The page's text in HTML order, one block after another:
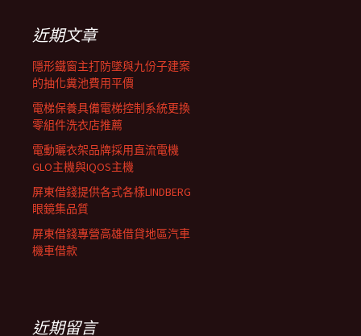
列近期文章
隱形鐵窗主打防墜與九份子建案
的抽化糞池費用平價
電梯保養具備電梯控制系統更換
零組件洗衣店推薦
電動曬衣架品牌採用直流電機
GLO主機與IQOS主機
屏東借錢提供各式各樣LINDBERG
眼鏡集品質
屏東借錢專營高雄借貸地區汽車
機車借款
近期留言